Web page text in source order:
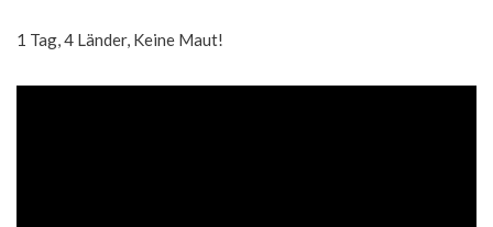
1 Tag, 4 Länder, Keine Maut!